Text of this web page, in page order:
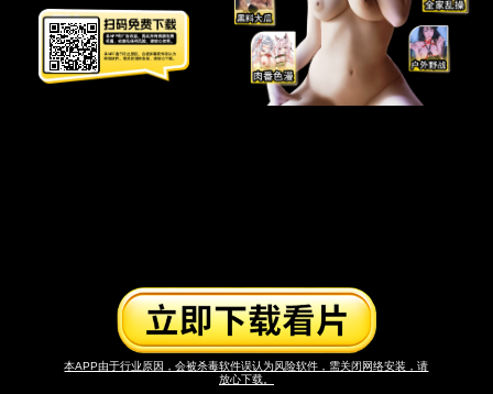
本APP由于行业原因，会被杀毒软件误认为风险软件，需关闭网络安装，请
放心下载。